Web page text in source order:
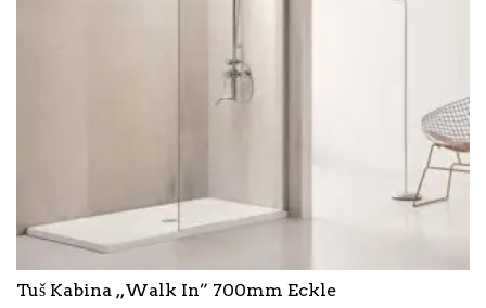
Tuš Kabina ,,Walk In” 700mm Eckle